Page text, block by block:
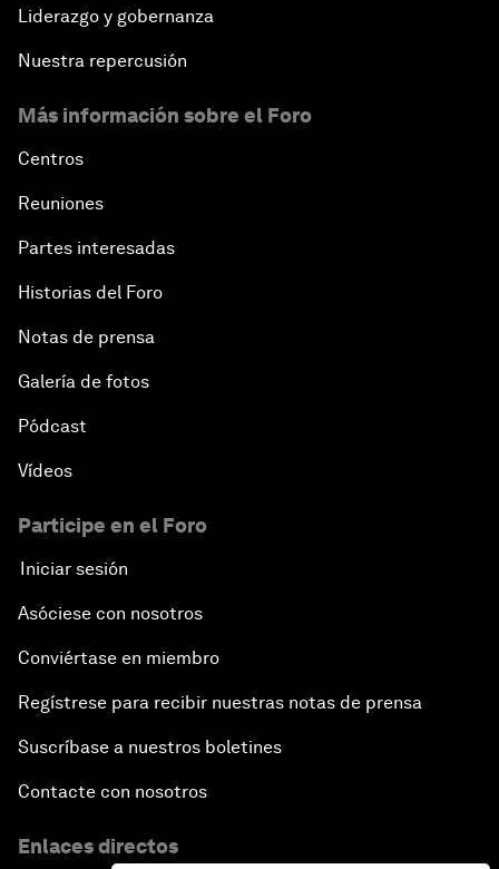
Liderazgo y gobernanza
Nuestra repercusión
Más información sobre el Foro
Centros
Reuniones
Partes interesadas
Historias del Foro
Notas de prensa
Galería de fotos
Pódcast
Vídeos
Participe en el Foro
Iniciar sesión
Asóciese con nosotros
Conviértase en miembro
Regístrese para recibir nuestras notas de prensa
Suscríbase a nuestros boletines
Contacte con nosotros
Enlaces directos